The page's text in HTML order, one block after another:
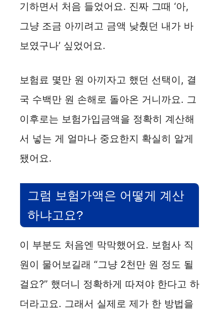
기하면서 처음 들었어요. 진짜 그때 ‘아,
그냥 조금 아끼려고 금액 낮췄던 내가 바
보였구나’ 싶었어요.
보험료 몇만 원 아끼자고 했던 선택이, 결
국 수백만 원 손해로 돌아온 거니까요. 그
이후로는 보험가입금액을 정확히 계산해
서 넣는 게 얼마나 중요한지 확실히 알게
됐어요.
그럼 보험가액은 어떻게 계산
하냐고요?
이 부분도 처음엔 막막했어요. 보험사 직
원이 물어보길래 “그냥 2천만 원 정도 될
걸요?” 했더니 정확하게 따져야 한다고 하
더라고요. 그래서 실제로 제가 한 방법을